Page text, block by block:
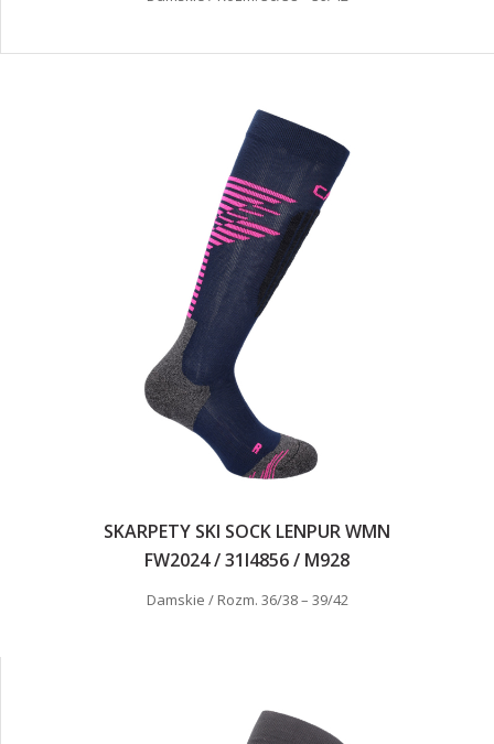
SKARPETY SKI SOCK LENPUR WMN
FW2024 / 31I4856 / M928
Damskie / Rozm. 36/38 – 39/42